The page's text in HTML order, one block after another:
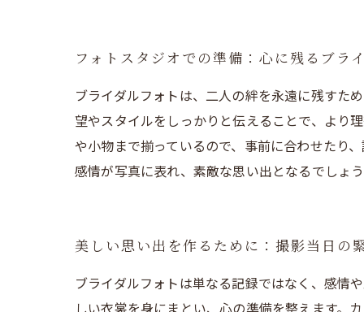
フォトスタジオでの準備：心に残るブラ
ブライダルフォトは、二人の絆を永遠に残すた
望やスタイルをしっかりと伝えることで、より
や小物まで揃っているので、事前に合わせたり
感情が写真に表れ、素敵な思い出となるでしょ
美しい思い出を作るために：撮影当日の
ブライダルフォトは単なる記録ではなく、感情
しい衣裳を身にまとい、心の準備を整えます。